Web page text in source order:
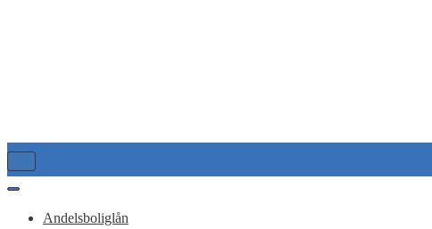
Tænd/sluk
for
Tænd/sluk
navigationAndelsboliglån